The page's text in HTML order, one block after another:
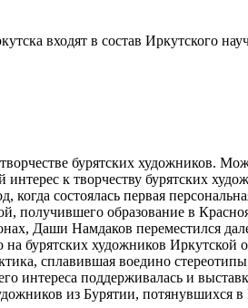
входят в состав Иркутского
бурятских художников.
к творчеству бурятских
состоялась первая
образование в
Даши Намдаков переместился
художников Иркутской
сплавившая воедино
интереса поддерживалась и
из Бурятии, потянувшихся в